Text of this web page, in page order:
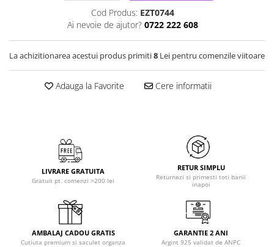
Cod Produs: EZT0744
Ai nevoie de ajutor? 0722 222 608
La achizitionarea acestui produs primiti8 Lei pentru comenzile viitoare
Adauga la Favorite Cere informatii
LIVRARE GRATUITA
Gratuit pt. comenzi >200 lei
RETUR SIMPLU
Returnezi si primesti toti banii
inapoi
AMBALAJ CADOU GRATIS
Cutiuta premium si saculet organza
GARANTIE 2 ANI
Argint 925 validat de ANPC